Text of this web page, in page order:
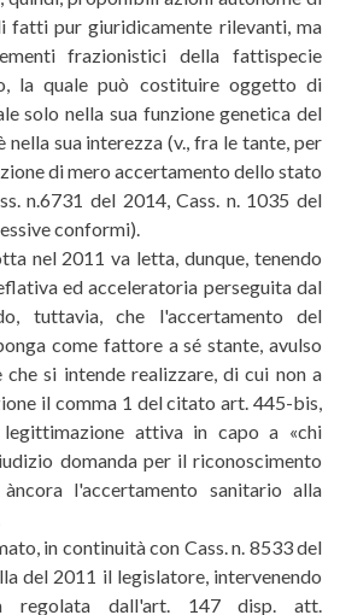
fatti pur giuridicamente rilevanti, ma
frazionistici della fattispecie
la quale può costituire oggetto di
solo nella sua funzione genetica del
sua interezza (v., fra le tante, per
di mero accertamento dello stato
n.6731 del 2014, Cass. n. 1035 del
conformi).
nel 2011 va letta, dunque, tenendo
ed acceleratoria perseguita dal
tuttavia, che l'accertamento del
come fattore a sé stante, avulso
si intende realizzare, di cui non a
il comma 1 del citato art. 445-bis,
attiva in capo a «chi
domanda per il riconoscimento
l'accertamento sanitario alla
in continuità con Cass. n. 8533 del
del 2011 il legislatore, intervenendo
regolata dall'art. 147 disp. att.